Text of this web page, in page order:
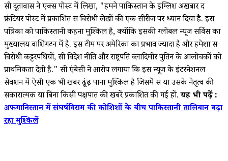
रूसी दूतावास ने एक्स पोस्ट में लिखा, "हमने पाकिस्तान के इंग्लिश अखबार द
फ्रंटियर पोस्ट में प्रकाशित रूस विरोधी लेखों की एक सीरीज पर ध्यान दिया है. इस
पत्रिका को पाकिस्तानी कहना मुश्किल है, क्योंकि इसकी ग्लोबल न्यूज सर्विस का
मुख्यालय वाशिंगटन में है. इस टीम पर अमेरिका का प्रभाव ज्यादा है और हमेशा रूस
विरोधी कट्टरपंथियों, रूसी विदेश नीति और राष्ट्रपति व्लादिमीर पुतिन के आलोचकों को
प्राथमिकता देती है." रूसी एंबेसी ने आरोप लगाया कि इस न्यूज के इंटरनेशनल
सेक्शन में ऐसी एक भी खबर ढूंढ़ पाना मुश्किल है जिसमें रूस या उसके नेतृत्व की
सकारात्मक या बिना किसी पक्षपात की खबरें प्रकाशित की गई हों.यह भी पढ़ें :
अफगानिस्तान में संघर्षविराम की कोशिशों के बीच पाकिस्तानी तालिबान बढ़ा
रहा मुश्किलें